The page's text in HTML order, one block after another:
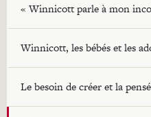
« Winnicott parle à mon
Winnicott, les bébés et les
Le besoin de créer et la